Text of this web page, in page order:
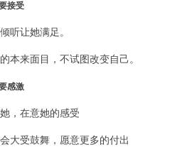
接受
听让她满足。
本来面目，不试图改变自己。
感激
，在意她的感受
大受鼓舞，愿意更多的付出